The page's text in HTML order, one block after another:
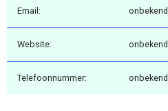
Email: onbekend
Website: onbekend
Telefoonnummer: onbekend